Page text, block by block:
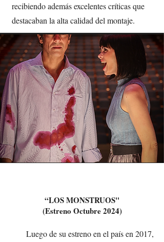
recibiendo además excelentes críticas que
destacaban la alta calidad del montaje.
“LOS MONSTRUOS"
(Estreno Octubre 2024)
Luego de su estreno en el país en 2017,